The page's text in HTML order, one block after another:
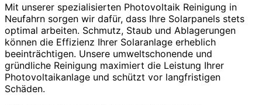
Mit unserer spezialisierten Photovoltaik Reinigung in
Neufahrn sorgen wir dafür, dass Ihre Solarpanels stets
optimal arbeiten. Schmutz, Staub und Ablagerungen
können die Effizienz Ihrer Solaranlage erheblich
beeinträchtigen. Unsere umweltschonende und
gründliche Reinigung maximiert die Leistung Ihrer
Photovoltaikanlage und schützt vor langfristigen
Schäden.